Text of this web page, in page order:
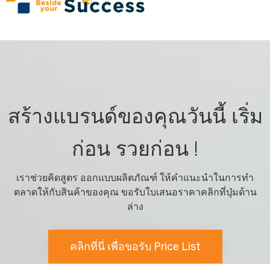
สร้างแบรนด์ของคุณวันนี้ เริ่ม
ก่อน รวยก่อน !
เราช่วยคิดสูตร ออกแบบผลิตภัณฑ์ ให้คำแนะนำในการทำ
ตลาดให้กับสินค้าของคุณ ขอรับใบเสนอราคาคลิกที่ปุ่มด้าน
ล่าง
คลิกที่นี่ เพื่อขอรับ Price List